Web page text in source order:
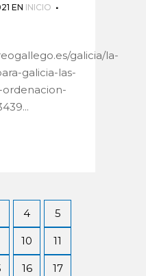
EN INICIO
galicia/la-
galicia-las-
4 5
10 11
16 17